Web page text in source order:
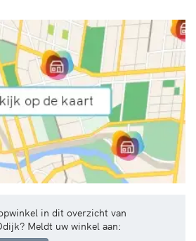
in dit overzicht van
Meldt uw winkel aan: